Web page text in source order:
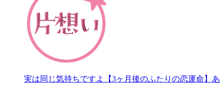
実は同じ気持ちですよ【3ヶ月後のふたりの恋運命】あ